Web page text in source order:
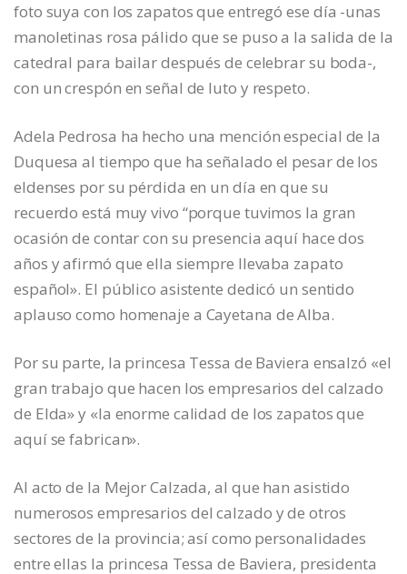
foto suya con los zapatos que entregó ese día -unas
manoletinas rosa pálido que se puso a la salida de la
catedral para bailar después de celebrar su boda-,
con un crespón en señal de luto y respeto.
Adela Pedrosa ha hecho una mención especial de la
Duquesa al tiempo que ha señalado el pesar de los
eldenses por su pérdida en un día en que su
recuerdo está muy vivo “porque tuvimos la gran
ocasión de contar con su presencia aquí hace dos
años y afirmó que ella siempre llevaba zapato
español». El público asistente dedicó un sentido
aplauso como homenaje a Cayetana de Alba.
Por su parte, la princesa Tessa de Baviera ensalzó «el
gran trabajo que hacen los empresarios del calzado
de Elda» y «la enorme calidad de los zapatos que
aquí se fabrican».
Al acto de la Mejor Calzada, al que han asistido
numerosos empresarios del calzado y de otros
sectores de la provincia; así como personalidades
entre ellas la princesa Tessa de Baviera, presidenta